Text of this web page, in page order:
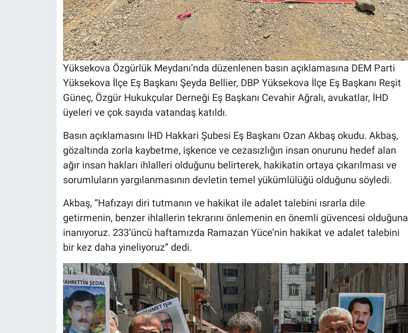
Yüksekova Özgürlük Meydanı’nda düzenlenen basın açıklamasına DEM Parti
Yüksekova İlçe Eş Başkanı Şeyda Bellier, DBP Yüksekova İlçe Eş Başkanı Reşit
Güneç, Özgür Hukukçular Derneği Eş Başkanı Cevahir Ağralı, avukatlar, İHD
üyeleri ve çok sayıda vatandaş katıldı.
Basın açıklamasını İHD Hakkari Şubesi Eş Başkanı Ozan Akbaş okudu. Akbaş,
gözaltında zorla kaybetme, işkence ve cezasızlığın insan onurunu hedef alan
ağır insan hakları ihlalleri olduğunu belirterek, hakikatin ortaya çıkarılması ve
sorumluların yargılanmasının devletin temel yükümlülüğü olduğunu söyledi.
Akbaş, “Hafızayı diri tutmanın ve hakikat ile adalet talebini ısrarla dile
getirmenin, benzer ihlallerin tekrarını önlemenin en önemli güvencesi olduğuna
inanıyoruz. 233’üncü haftamızda Ramazan Yüce’nin hakikat ve adalet talebini
bir kez daha yineliyoruz” dedi.